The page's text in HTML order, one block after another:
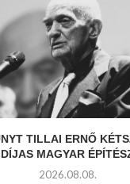
TILLAI ERNŐ
MAGYAR
2026.08.08.